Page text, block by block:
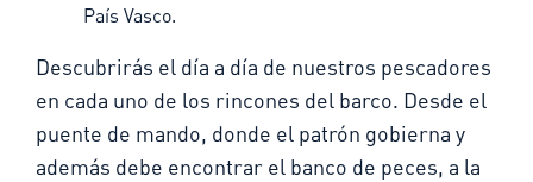
País Vasco.
Descubrirás el día a día de nuestros pescadores
en cada uno de los rincones del barco. Desde el
puente de mando, donde el patrón gobierna y
además debe encontrar el banco de peces, a la